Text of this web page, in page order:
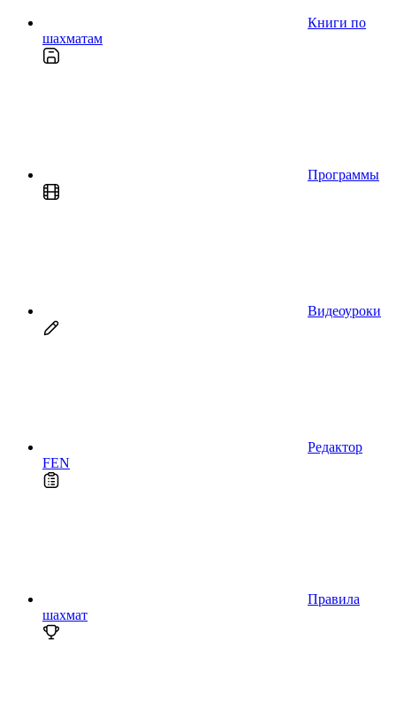
Книги по
шахматам
Программы
Видеоуроки
Редактор
FEN
Правила
шахмат